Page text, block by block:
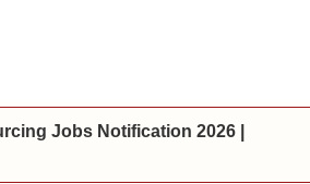
Jobs Notification 2026 |